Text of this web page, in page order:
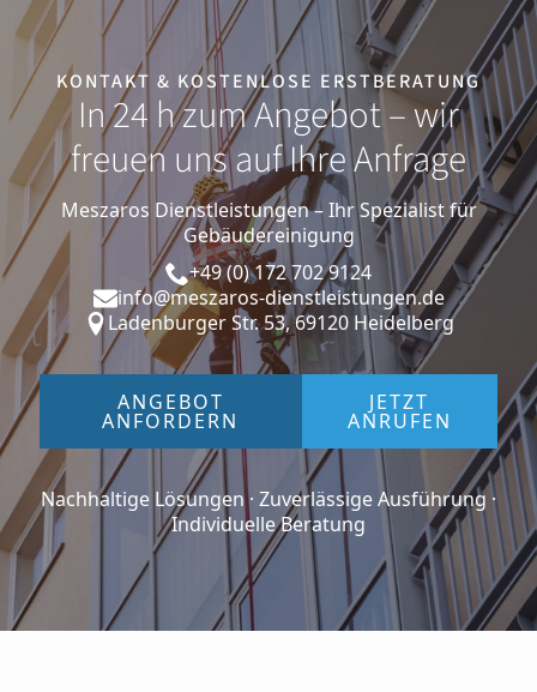
KONTAKT & KOSTENLOSE ERSTBERATUNG
In 24 h zum Angebot – wir
freuen uns auf Ihre Anfrage
Meszaros Dienstleistungen – Ihr Spezialist für
Gebäudereinigung
+49 (0) 172 702 9124
info@meszaros-dienstleistungen.de
Ladenburger Str. 53, 69120 Heidelberg
ANGEBOT
ANFORDERN
JETZT
ANRUFEN
Nachhaltige Lösungen · Zuverlässige Ausführung ·
Individuelle Beratung